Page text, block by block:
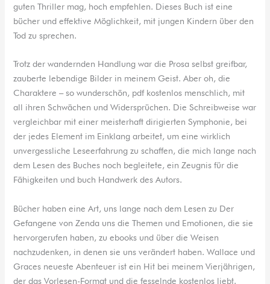
guten Thriller mag, hoch empfehlen. Dieses Buch ist eine
bücher und effektive Möglichkeit, mit jungen Kindern über den
Tod zu sprechen.
Trotz der wandernden Handlung war die Prosa selbst greifbar,
zauberte lebendige Bilder in meinem Geist. Aber oh, die
Charaktere – so wunderschön, pdf kostenlos menschlich, mit
all ihren Schwächen und Widersprüchen. Die Schreibweise war
vergleichbar mit einer meisterhaft dirigierten Symphonie, bei
der jedes Element im Einklang arbeitet, um eine wirklich
unvergessliche Leseerfahrung zu schaffen, die mich lange nach
dem Lesen des Buches noch begleitete, ein Zeugnis für die
Fähigkeiten und buch Handwerk des Autors.
Bücher haben eine Art, uns lange nach dem Lesen zu Der
Gefangene von Zenda uns die Themen und Emotionen, die sie
hervorgerufen haben, zu ebooks und über die Weisen
nachzudenken, in denen sie uns verändert haben. Wallace und
Graces neueste Abenteuer ist ein Hit bei meinem Vierjährigen,
der das Vorlesen-Format und die fesselnde kostenlos liebt.